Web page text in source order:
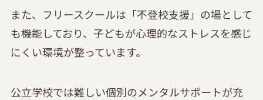
また、フリースクールは「不登校支援」の場として
も機能しており、子どもが心理的なストレスを感じ
にくい環境が整っています。
公立学校では難しい個別のメンタルサポートが充